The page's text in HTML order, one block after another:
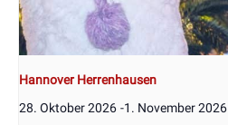
Hannover Herrenhausen
28. Oktober 2026 -1. November 2026